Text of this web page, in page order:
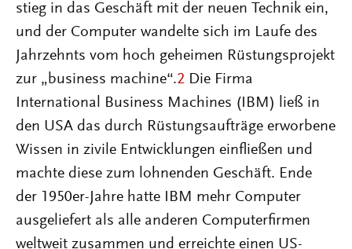
stieg in das Geschäft mit der neuen Technik ein,
und der Computer wandelte sich im Laufe des
Jahrzehnts vom hoch geheimen Rüstungsprojekt
zur „business machine“.2 Die Firma
International Business Machines (IBM) ließ in
den USA das durch Rüstungsaufträge erworbene
Wissen in zivile Entwicklungen einfließen und
machte diese zum lohnenden Geschäft. Ende
der 1950er-Jahre hatte IBM mehr Computer
ausgeliefert als alle anderen Computerfirmen
weltweit zusammen und erreichte einen US-